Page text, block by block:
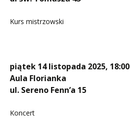
Kurs mistrzowski
piątek 14 listopada 2025, 18:00
Aula Florianka
ul. Sereno Fenn’a 15
Koncert